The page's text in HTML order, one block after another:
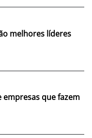
melhores líderes
empresas que fazem